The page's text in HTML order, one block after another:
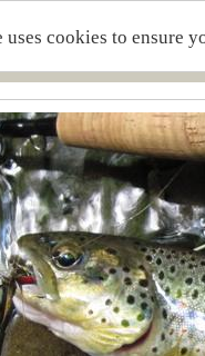
uses cookies to ensure